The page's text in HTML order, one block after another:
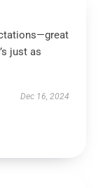
just as
Dec 16, 2024